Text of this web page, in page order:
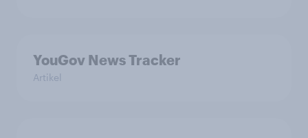
YouGov News Tracker
Artikel